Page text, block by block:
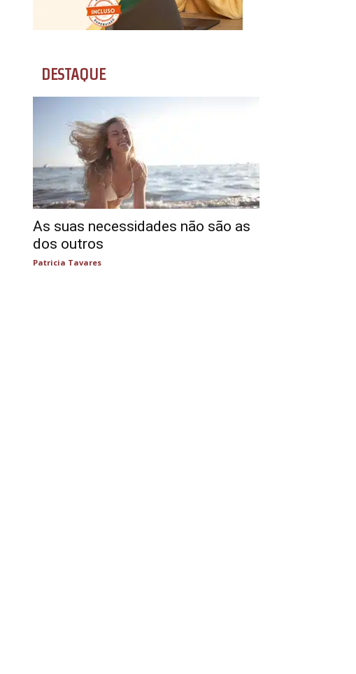
DESTAQUE
As suas necessidades não são as
dos outros
Patricia Tavares